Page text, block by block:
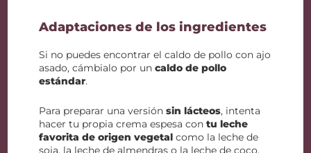
Adaptaciones de los ingredientes
Si no puedes encontrar el caldo de pollo con ajo
asado, cámbialo por uncaldo de pollo
estándar.
Para preparar una versiónsin lácteos, intenta
hacer tu propia crema espesa contu leche
favorita de origen vegetal como la leche de
soja, la leche de almendras o la leche de coco,